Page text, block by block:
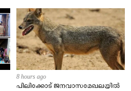
8 hours ago
പിലിക്കോട് ജനവാസമേഖലയിൽ